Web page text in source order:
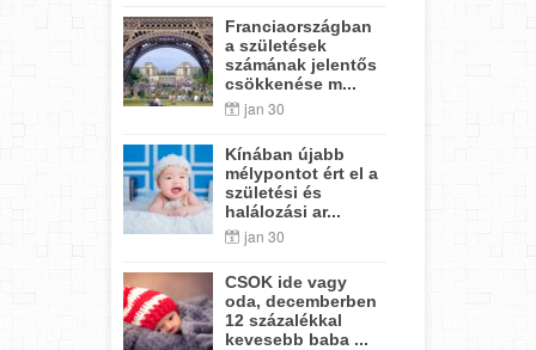
Franciaországban
a születések
számának jelentős
csökkenése m...
jan 30
Kínában újabb
mélypontot ért el a
születési és
halálozási ar...
jan 30
CSOK ide vagy
oda, decemberben
12 százalékkal
kevesebb baba ...